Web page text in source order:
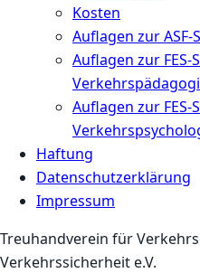
Kosten
Auflagen zur
Auflagen zur
Auflagen zur
Haftung
Datenschutzerklärung
Impressum
Treuhandverein für
Verkehrssicherheit e.V.